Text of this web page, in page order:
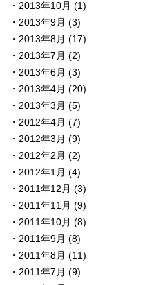
2013年10月 (1)
2013年9月 (3)
2013年8月 (17)
2013年7月 (2)
2013年6月 (3)
2013年4月 (20)
2013年3月 (5)
2012年4月 (7)
2012年3月 (9)
2012年2月 (2)
2012年1月 (4)
2011年12月 (3)
2011年11月 (9)
2011年10月 (8)
2011年9月 (8)
2011年8月 (11)
2011年7月 (9)